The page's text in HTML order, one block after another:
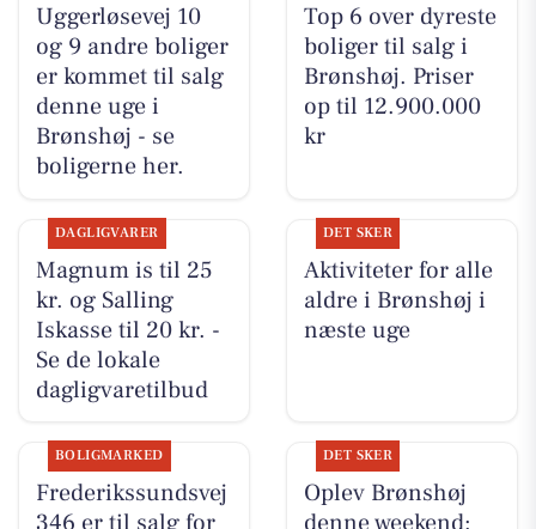
Uggerløsevej 10
og 9 andre boliger
er kommet til salg
denne uge i
Brønshøj - se
boligerne her.
Top 6 over dyreste
boliger til salg i
Brønshøj. Priser
op til 12.900.000
kr
DAGLIGVARER
Magnum is til 25
kr. og Salling
Iskasse til 20 kr. -
Se de lokale
dagligvaretilbud
DET SKER
Aktiviteter for alle
aldre i Brønshøj i
næste uge
BOLIGMARKED
Frederikssundsvej
346 er til salg for
DET SKER
Oplev Brønshøj
denne weekend: